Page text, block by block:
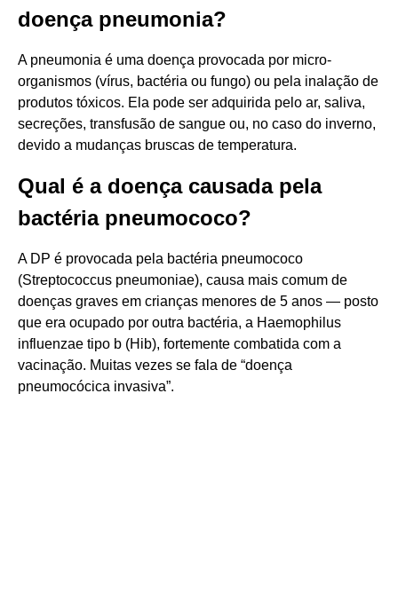
doença pneumonia?
A pneumonia é uma doença provocada por micro-
organismos (vírus, bactéria ou fungo) ou pela inalação de
produtos tóxicos. Ela pode ser adquirida pelo ar, saliva,
secreções, transfusão de sangue ou, no caso do inverno,
devido a mudanças bruscas de temperatura.
Qual é a doença causada pela
bactéria pneumococo?
A DP é provocada pela bactéria pneumococo
(Streptococcus pneumoniae), causa mais comum de
doenças graves em crianças menores de 5 anos — posto
que era ocupado por outra bactéria, a Haemophilus
influenzae tipo b (Hib), fortemente combatida com a
vacinação. Muitas vezes se fala de “doença
pneumocócica invasiva”.